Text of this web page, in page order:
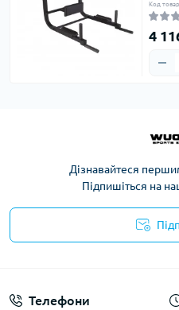
Код
4
Дізнавайтеся
Підпишіться на
Телефони